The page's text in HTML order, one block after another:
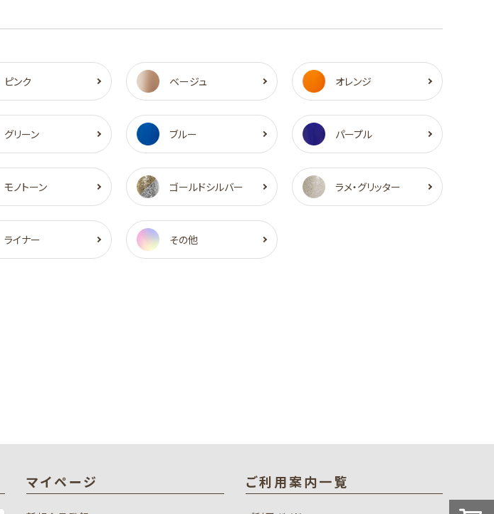
ピンク ベージュ オレンジ
グリーン ブルー パープル
モノトーン ゴールドシルバー ラメ・グリッター
ライナー その他
マイページ ご利用案内一覧